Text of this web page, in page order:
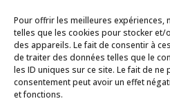
Pour offrir les meilleures
telles que les cookies pour stocker et/
des appareils. Le fait de consentir à
de traiter des données telles que le
les ID uniques sur ce site. Le fait de
consentement peut avoir un effet
et fonctions.
Samedi sur rendez-vous